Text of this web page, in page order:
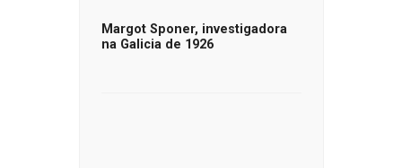
Margot Sponer, investigadora
na Galicia de 1926